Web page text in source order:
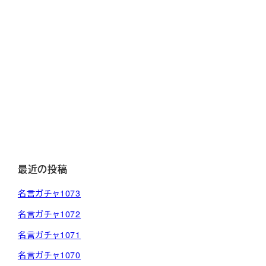
最近の投稿
名言ガチャ1073
名言ガチャ1072
名言ガチャ1071
名言ガチャ1070